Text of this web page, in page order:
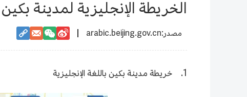
الخريطة الإنجليزية لمدينة بكين
arabic.beijing.gov.cn
1. خريطة مدينة بكين باللغة الإنجليزية